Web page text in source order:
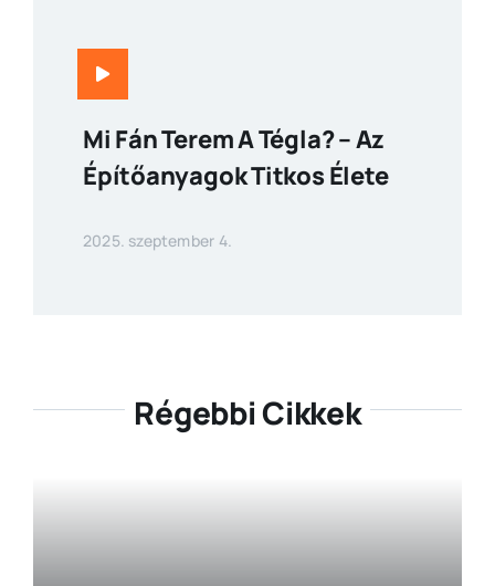
Mi Fán Terem A Tégla? – Az
Építőanyagok Titkos Élete
2025. szeptember 4.
Régebbi Cikkek